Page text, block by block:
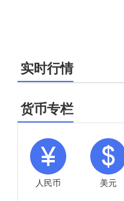
实时行情
货币专栏
人民币 美元